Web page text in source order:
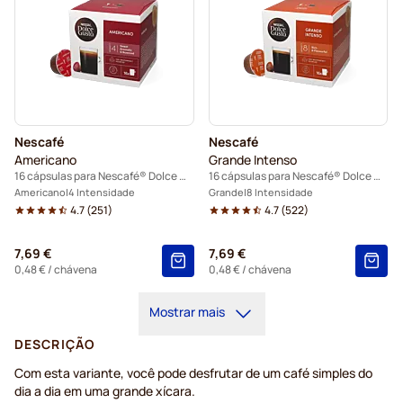
Nescafé
Americano
16 cápsulas para Nescafé® Dolce Gusto
Americano 4 Intensidade
4.7(251)
7,69 €
0,48 €/ chávena
Nescafé
Grande Intenso
16 cápsulas para Nescafé® Dolce Gusto
Grande 8 Intensidade
4.7(522)
7,69 €
0,48 €/ chávena
Mostrar mais
DESCRIÇÃO
Com esta variante, você pode desfrutar de um café simples do
dia a dia em uma grande xícara.